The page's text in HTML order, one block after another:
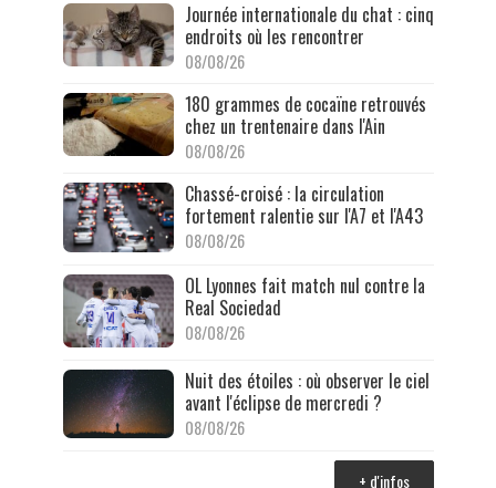
Journée internationale du chat : cinq
endroits où les rencontrer
08/08/26
180 grammes de cocaïne retrouvés
chez un trentenaire dans l'Ain
08/08/26
Chassé-croisé : la circulation
fortement ralentie sur l'A7 et l'A43
08/08/26
OL Lyonnes fait match nul contre la
Real Sociedad
08/08/26
Nuit des étoiles : où observer le ciel
avant l'éclipse de mercredi ?
08/08/26
+ d'infos